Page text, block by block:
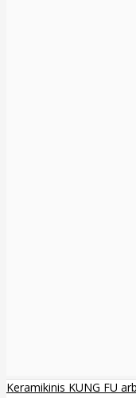
Keramikinis KUNG FU